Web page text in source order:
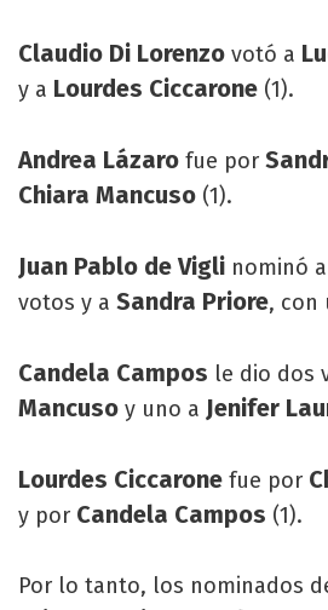
Claudio Di Lorenzo votó a
y a Lourdes Ciccarone (1).
Andrea Lázaro fue por
Chiara Mancuso (1).
Juan Pablo de Vigli nominó a
votos y a Sandra Priore, con
Candela Campos le dio dos
Mancuso y uno a Jenifer
Lourdes Ciccarone fue por
y por Candela Campos (1).
Por lo tanto, los nominados